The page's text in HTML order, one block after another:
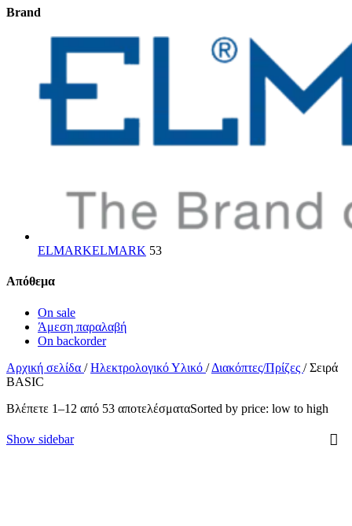
Brand
ELMARKELMARK 53
Απόθεμα
On sale
Άμεση παραλαβή
On backorder
Αρχική σελίδα / Ηλεκτρολογικό Υλικό / Διακόπτες/Πρίζες / Σειρά
BASIC
Βλέπετε 1–12 από 53 αποτελέσματαSorted by price: low to high
Show sidebar